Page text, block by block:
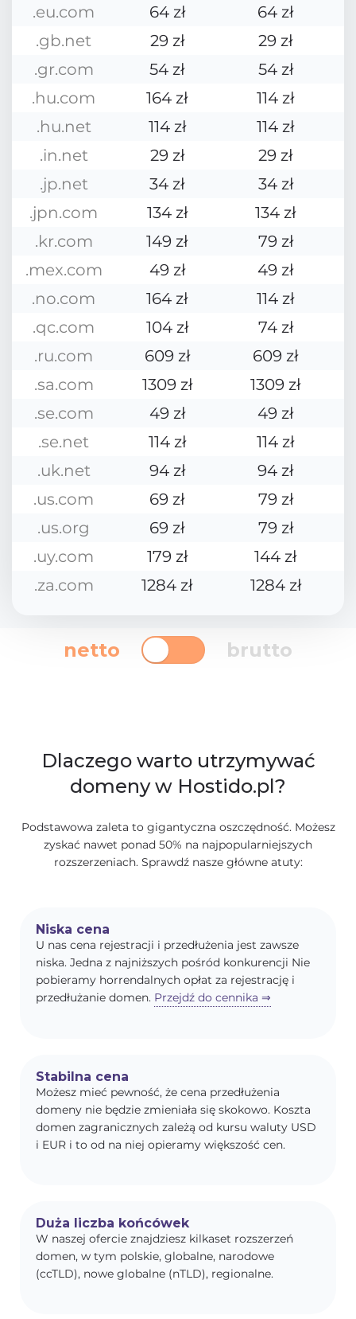
.eu.com
64 zł
64 zł
.gb.net
29 zł
29 zł
.gr.com
54 zł
54 zł
.hu.com
164 zł
114 zł
.hu.net
114 zł
114 zł
.in.net
29 zł
29 zł
.jp.net
34 zł
34 zł
.jpn.com
134 zł
134 zł
.kr.com
149 zł
79 zł
.mex.com
49 zł
49 zł
.no.com
164 zł
114 zł
.qc.com
104 zł
74 zł
.ru.com
609 zł
609 zł
.sa.com
1309 zł 1309 zł
.se.com
49 zł
49 zł
.se.net
114 zł
114 zł
.uk.net
94 zł
94 zł
.us.com
69 zł
79 zł
.us.org
69 zł
79 zł
.uy.com
179 zł
144 zł
.za.com
1284 zł 1284 zł
netto brutto
Dlaczego warto utrzymywać
domeny w Hostido.pl?
Podstawowa zaleta to gigantyczna oszczędność. Możesz
zyskać nawet ponad 50% na najpopularniejszych
rozszerzeniach. Sprawdź nasze główne atuty:
Niska cena
U nas cena rejestracji i przedłużenia jest zawsze
niska. Jedna z najniższych pośród konkurencji Nie
pobieramy horrendalnych opłat za rejestrację i
przedłużanie domen. Przejdź do cennika ⇒
Stabilna cena
Możesz mieć pewność, że cena przedłużenia
domeny nie będzie zmieniała się skokowo. Koszta
domen zagranicznych zależą od kursu waluty USD
i EUR i to od na niej opieramy większość cen.
Duża liczba końcówek
W naszej ofercie znajdziesz kilkaset rozszerzeń
domen, w tym polskie, globalne, narodowe
(ccTLD), nowe globalne (nTLD), regionalne.